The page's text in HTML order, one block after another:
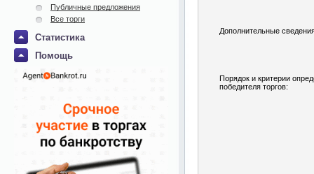
Публичные предложения
Все торги
Статистика
Помощь
Дополнительные
Порядок и критерии
победителя торгов: